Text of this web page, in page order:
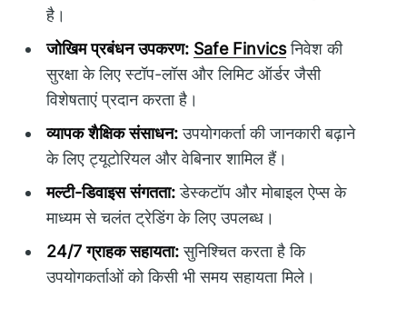
है।
जोखिम प्रबंधन उपकरण: Safe Finvicsनिवेश की
सुरक्षा के लिए स्टॉप-लॉस और लिमिट ऑर्डर जैसी
विशेषताएं प्रदान करता है।
व्यापक शैक्षिक संसाधन:उपयोगकर्ता की जानकारी बढ़ाने
के लिए ट्यूटोरियल और वेबिनार शामिल हैं।
मल्टी-डिवाइस संगतता:डेस्कटॉप और मोबाइल ऐप्स के
माध्यम से चलंत ट्रेडिंग के लिए उपलब्ध।
24/7 ग्राहक सहायता:सुनिश्चित करता है कि
उपयोगकर्ताओं को किसी भी समय सहायता मिले।